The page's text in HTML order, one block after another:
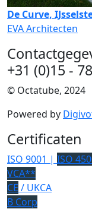
De Curve,
EVA Architecten
+31 (0)15 -
© Octatube, 2024
Powered by
Certificaten
ISO 9001 | ISO
VCA**
CE / UKCA
B Corp